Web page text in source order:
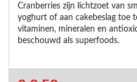
Cranberries zijn lichtzoet van
yoghurt of aan cakebeslag toe
vitaminen, mineralen en
beschouwd als superfoods.